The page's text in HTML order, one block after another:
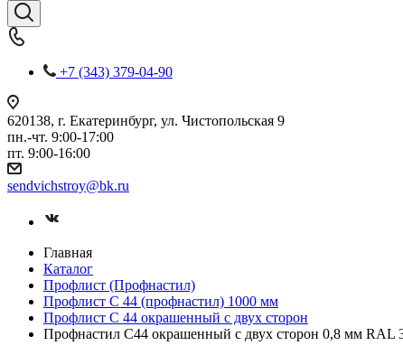
+7 (343) 379-04-90
620138, г. Екатеринбург, ул. Чистопольская 9
пн.-чт. 9:00-17:00
пт. 9:00-16:00
sendvichstroy@bk.ru
Главная
Каталог
Профлист (Профнастил)
Профлист С 44 (профнастил) 1000 мм
Профлист С 44 окрашенный с двух сторон
Профнастил С44 окрашенный с двух сторон 0,8 мм RAL